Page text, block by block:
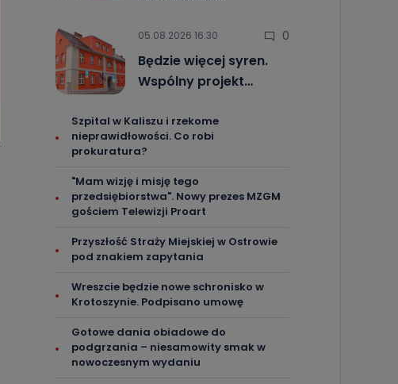
05.08.2026 16:30 0
Będzie więcej syren.
Wspólny projekt…
Szpital w Kaliszu i rzekome
nieprawidłowości. Co robi
prokuratura?
"Mam wizję i misję tego
przedsiębiorstwa". Nowy prezes MZGM
gościem Telewizji Proart
Przyszłość Straży Miejskiej w Ostrowie
pod znakiem zapytania
Wreszcie będzie nowe schronisko w
Krotoszynie. Podpisano umowę
Gotowe dania obiadowe do
podgrzania – niesamowity smak w
nowoczesnym wydaniu